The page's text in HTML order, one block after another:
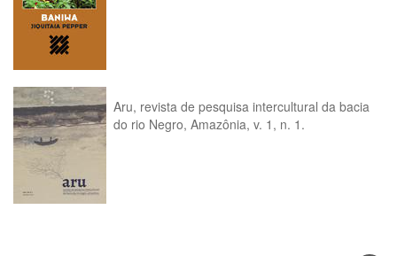
Aru, revista de pesquisa intercultural da bacia
do rio Negro, Amazônia, v. 1, n. 1.